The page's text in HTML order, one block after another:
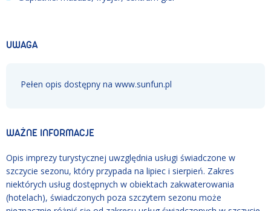
UWAGA
Pełen opis dostępny na www.sunfun.pl
WAŻNE INFORMACJE
Opis imprezy turystycznej uwzględnia usługi świadczone w
szczycie sezonu, który przypada na lipiec i sierpień. Zakres
niektórych usług dostępnych w obiektach zakwaterowania
(hotelach), świadczonych poza szczytem sezonu może